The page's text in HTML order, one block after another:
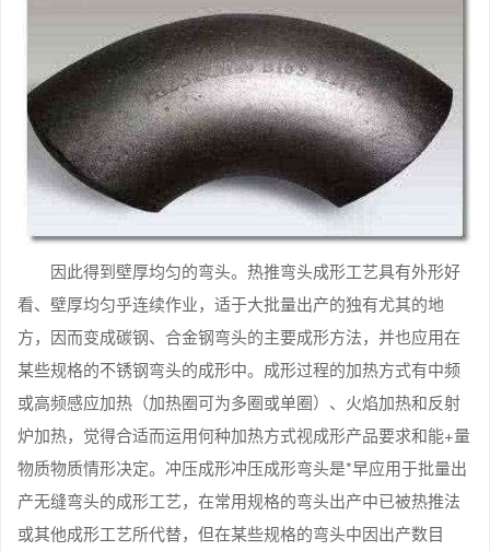
因此得到壁厚均匀的弯头。热推弯头成形工艺具有外形好
看、壁厚均匀乎连续作业，适于大批量出产的独有尤其的地
方，因而变成碳钢、合金钢弯头的主要成形方法，并也应用在
某些规格的不锈钢弯头的成形中。成形过程的加热方式有中频
或高频感应加热（加热圈可为多圈或单圈）、火焰加热和反射
炉加热，觉得合适而运用何种加热方式视成形产品要求和能+量
物质物质情形决定。冲压成形冲压成形弯头是*早应用于批量出
产无缝弯头的成形工艺，在常用规格的弯头出产中已被热推法
或其他成形工艺所代替，但在某些规格的弯头中因出产数目